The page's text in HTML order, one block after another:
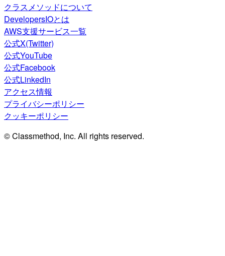
クラスメソッドについて
DevelopersIOとは
AWS支援サービス一覧
公式X(Twitter)
公式YouTube
公式Facebook
公式LinkedIn
アクセス情報
プライバシーポリシー
クッキーポリシー
© Classmethod, Inc. All rights reserved.